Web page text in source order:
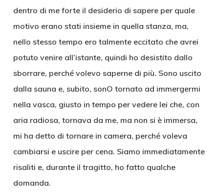
dentro di me forte il desiderio di sapere per quale
motivo erano stati insieme in quella stanza, ma,
nello stesso tempo ero talmente eccitato che avrei
potuto venire all’istante, quindi ho desistito dallo
sborrare, perché volevo saperne di più. Sono uscito
dalla sauna e, subito, sonO tornato ad immergermi
nella vasca, giusto in tempo per vedere lei che, con
aria radiosa, tornava da me, ma non si è immersa,
mi ha detto di tornare in camera, perché voleva
cambiarsi e uscire per cena. Siamo immediatamente
risaliti e, durante il tragitto, ho fatto qualche
domanda.